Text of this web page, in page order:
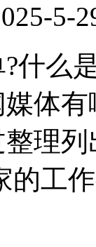
5-
什么
体
理
的工